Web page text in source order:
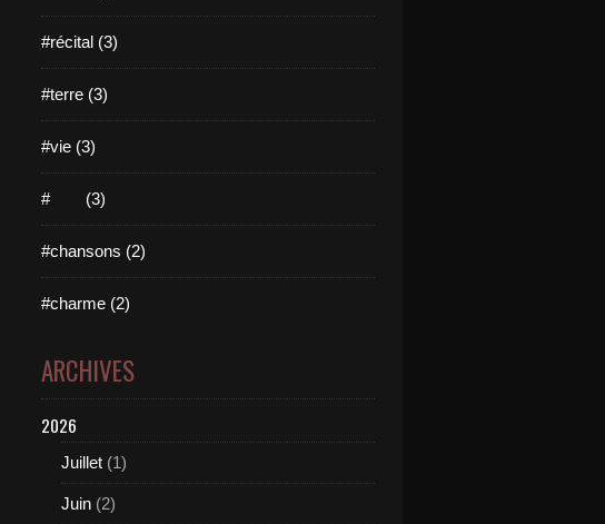
#récital (3)
#terre (3)
#vie (3)
# (3)
#chansons (2)
#charme (2)
ARCHIVES
2026
Juillet (1)
Juin (2)